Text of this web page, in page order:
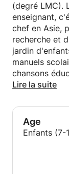
(degré LMC).
enseignant,
chef en Asie,
recherche et
jardin
manuels
chansons
leurs plus de
jardins
ce travail
nombreuses
Lire la suite
Age
Enfants (7-